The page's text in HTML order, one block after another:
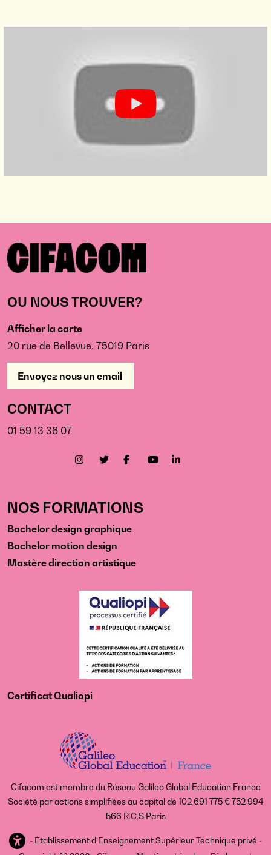
DE CIFACOM, JULIE ENTRE EN
2ÈME ANNÉE
OU NOUS TROUVER?
Afficher la carte
20 rue de Bellevue, 75019 Paris
Envoyez nous un email
CONTACT
01 59 13 36 07
NOS FORMATIONS
Bachelor design graphique
Bachelor motion design
Mastère direction artistique
Certificat Qualiopi
Cifacom est membre du Réseau Galileo Global Education France
Société par actions simplifiées au capital de 102 691 775 € 752 994
566 R.C.S Paris
- Établissement d'Enseignement Supérieur Technique privé -